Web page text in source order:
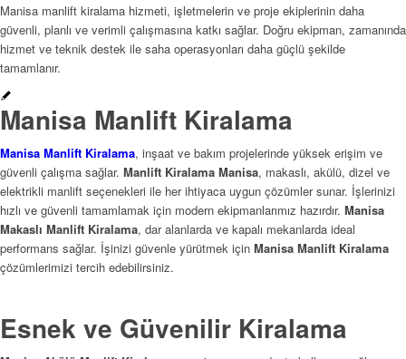
Manisa manlift kiralama hizmeti, işletmelerin ve proje ekiplerinin daha
güvenli, planlı ve verimli çalışmasına katkı sağlar. Doğru ekipman, zamanında
hizmet ve teknik destek ile saha operasyonları daha güçlü şekilde
tamamlanır.
Manisa Manlift Kiralama
Manisa Manlift Kiralama, inşaat ve bakım projelerinde yüksek erişim ve
güvenli çalışma sağlar. Manlift Kiralama Manisa, makaslı, akülü, dizel ve
elektrikli manlift seçenekleri ile her ihtiyaca uygun çözümler sunar. İşlerinizi
hızlı ve güvenli tamamlamak için modern ekipmanlarımız hazırdır. Manisa
Makaslı Manlift Kiralama, dar alanlarda ve kapalı mekanlarda ideal
performans sağlar. İşinizi güvenle yürütmek için Manisa Manlift Kiralama
çözümlerimizi tercih edebilirsiniz.
Esnek ve Güvenilir Kiralama